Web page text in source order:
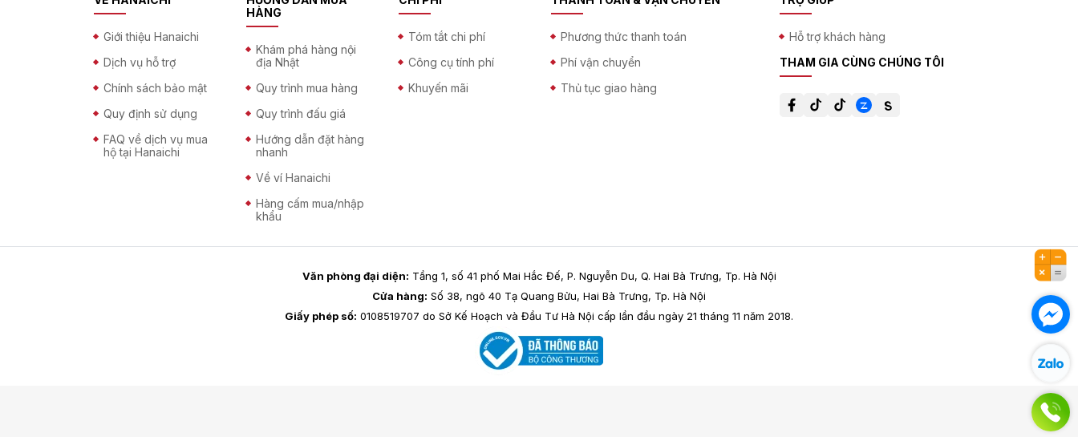
Giới thiệu Hanaichi
Dịch vụ hỗ trợ
Chính sách bảo mật
Quy định sử dụng
FAQ về dịch vụ mua
hộ tại Hanaichi
HÀNG
Khám phá hàng nội
địa Nhật
Quy trình mua hàng
Quy trình đấu giá
Hướng dẫn đặt hàng
nhanh
Về ví Hanaichi
Hàng cấm mua/nhập
khẩu
Tóm tắt chi phí
Công cụ tính phí
Khuyến mãi
Phương thức thanh toán
Phí vận chuyển
Thủ tục giao hàng
Hỗ trợ khách hàng
THAM GIA CÙNG CHÚNG TÔI
Văn phòng đại diện: Tầng 1, số 41 phố Mai Hắc Đế, P. Nguyễn Du, Q. Hai Bà Trưng, Tp. Hà Nội
Cửa hàng: Số 38, ngõ 40 Tạ Quang Bửu, Hai Bà Trưng, Tp. Hà Nội
Giấy phép số: 0108519707 do Sở Kế Hoạch và Đầu Tư Hà Nội cấp lần đầu ngày 21 tháng 11 năm 2018.